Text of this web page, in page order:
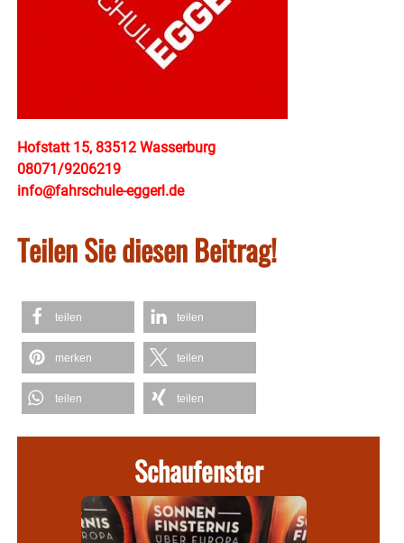
Hofstatt 15, 83512 Wasserburg
08071/9206219
info@fahrschule-eggerl.de
Teilen Sie diesen Beitrag!
teilen teilen
merken teilen
teilen teilen
Schaufenster